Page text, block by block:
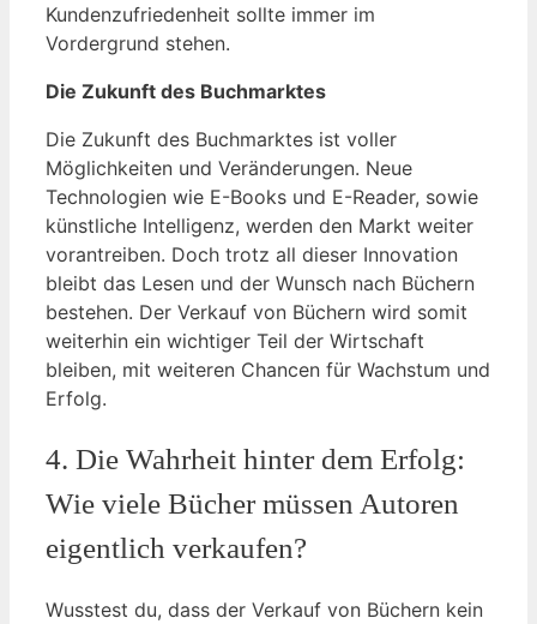
Kundenzufriedenheit sollte immer im
Vordergrund stehen.
Die Zukunft des Buchmarktes
Die Zukunft des Buchmarktes ist voller
Möglichkeiten und Veränderungen. Neue
Technologien wie E-Books und E-Reader, sowie
künstliche Intelligenz, werden den Markt weiter
vorantreiben. Doch trotz all dieser Innovation
bleibt das Lesen und der Wunsch nach Büchern
bestehen. Der Verkauf von Büchern wird somit
weiterhin ein wichtiger Teil der Wirtschaft
bleiben, mit weiteren Chancen für Wachstum und
Erfolg.
4. Die Wahrheit hinter dem Erfolg:
Wie viele Bücher müssen Autoren
eigentlich verkaufen?
Wusstest du, dass der Verkauf von Büchern kein